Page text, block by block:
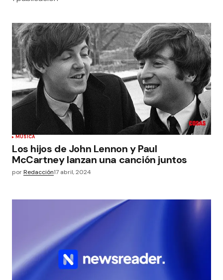
MÚSICA
Los hijos de John Lennon y Paul
McCartney lanzan una canción juntos
porRedacción17 abril, 2024